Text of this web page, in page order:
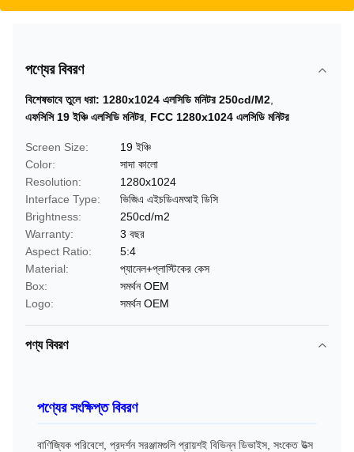
পণ্যের বিবরণ
বিশেষভাবে তুলে ধরা: 1280x1024 এলসিডি মনিটর 250cd/M2
এফসিসি 19 ইঞ্চি এলসিডি মনিটর, FCC 1280x1024 এলসিডি মনিটর
Screen Size:
19 ইঞ্চি
Color:
সাদা কালো
Resolution:
1280x1024
Interface Type:
ভিজিএ এইচডিএমআই ডিসি
Brightness:
250cd/m2
Warranty:
3 বছর
Aspect Ratio:
5:4
Material:
প্যানেল+প্লাস্টিকের কেস
Box:
সমর্থন OEM
Logo:
সমর্থন OEM
পণ্য বিবরণ
পণ্যের সংক্ষিপ্ত বিবরণ
বাণিজ্যিক পরিবেশে, প্রদর্শন সরঞ্জামগুলি প্রায়শই বিভিন্ন ডিভাইস, সংকেত উত্স